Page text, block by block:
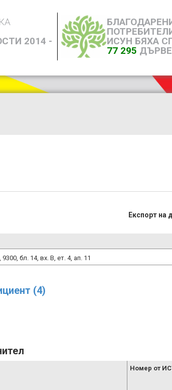
2014 -
ИСУН БЯХА
77 295
Експорт на
бл. 14, вx. В, ет. 4, ап. 11
(4)
Номер от